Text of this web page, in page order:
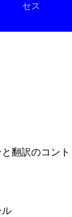
セス
翻訳のコン
ル